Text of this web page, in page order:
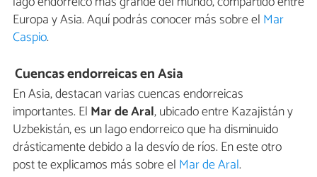
Europa y Asia. Aquí podrás conocer más sobre el Mar
Caspio.
Cuencas endorreicas en Asia
En Asia, destacan varias cuencas endorreicas
importantes. El Mar de Aral, ubicado entre Kazajistán y
Uzbekistán, es un lago endorreico que ha disminuido
drásticamente debido a la desvío de ríos. En este otro
post te explicamos más sobre el Mar de Aral.